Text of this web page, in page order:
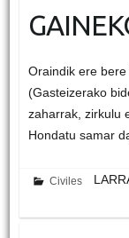
Oraindik ere
(Gasteizerako
zaharrak, zirkulu
Hondatu samar
Civiles